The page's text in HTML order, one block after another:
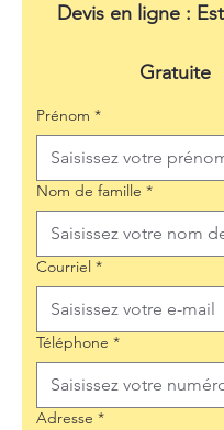
Devis en ligne :
Gratuite
Prénom *
Nom de famille *
Courriel *
Téléphone *
Adresse *